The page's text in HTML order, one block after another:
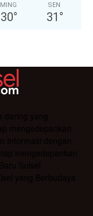
MING
30°
SEN
31 °